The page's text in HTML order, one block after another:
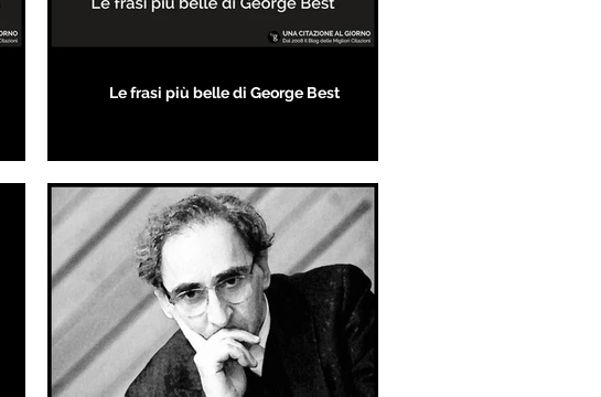
Le frasi più belle di George Best